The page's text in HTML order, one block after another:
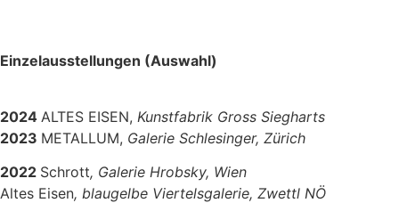
Einzelausstellungen (Auswahl)
2024 ALTES EISEN, Kunstfabrik Gross Siegharts
2023 METALLUM, Galerie Schlesinger, Zürich
2022 Schrott, Galerie Hrobsky, Wien
Altes Eisen, blaugelbe Viertelsgalerie, Zwettl NÖ